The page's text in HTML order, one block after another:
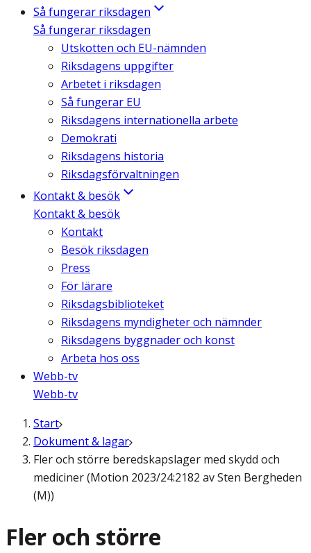
Så fungerar riksdagen
Så fungerar riksdagen
Utskotten och EU-nämnden
Riksdagens uppgifter
Arbetet i riksdagen
Så fungerar EU
Riksdagens internationella arbete
Demokrati
Riksdagens historia
Riksdagsförvaltningen
Kontakt & besök
Kontakt & besök
Kontakt
Besök riksdagen
Press
För lärare
Riksdagsbiblioteket
Riksdagens myndigheter och nämnder
Riksdagens byggnader och konst
Arbeta hos oss
Webb-tv
Webb-tv
Start
Dokument & lagar
Fler och större beredskapslager med skydd och
mediciner (Motion 2023/24:2182 av Sten Bergheden
(M))
Fler och större